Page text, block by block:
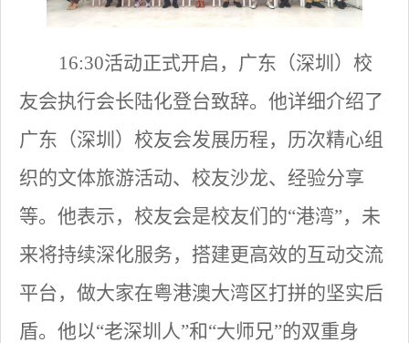
16:30活动正式开启，广东（深圳）校
友会执行会长陆化登台致辞。他详细介绍了
广东（深圳） 校友会发展历程，历次精心组
织的文体旅游活动、校友沙龙、经验分享
等。他表示，校友会是校友们的“港湾”，未
来将持续深化服务，搭建更高效的互动交流
平台，做大家在粤港澳大湾区打拼的坚实后
盾。他以“老深圳人”和“大师兄”的双重身